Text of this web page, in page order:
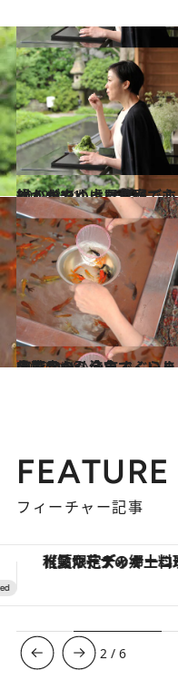
2012.8.31
緑かがやく虎屋菓寮で心ゆくまでゆったり過ごす
旅＆お出かけ
2012.9.28
骨董品から金魚すくいまで東寺の弘法市でぶらり宝探し
旅＆お出かけ
FEATURE
フィーチャー記事
3 /6